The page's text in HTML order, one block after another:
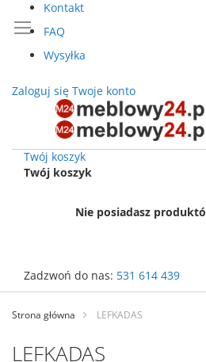
Kontakt
FAQ
Wysyłka
Zaloguj się Twoje konto
Twój koszyk
Twój koszyk
Nie posiadasz
Zadzwoń do nas: 531 614 439
Przejdź
treści
Strona główna LEFKADAS
LEFKADAS